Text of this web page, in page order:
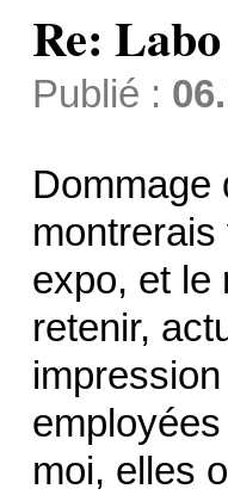
Re:
Publié :
Dommage
expo, et le
retenir,
moi, elles